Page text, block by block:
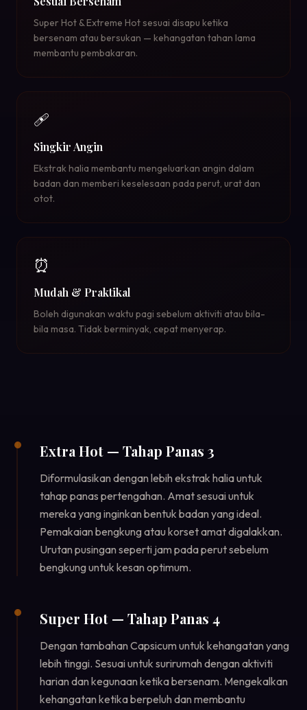
Super Hot & Extreme Hot sesuai disapu ketika
bersenam atau bersukan — kehangatan tahan lama
membantu pembakaran.
🩹
Singkir Angin
Ekstrak halia membantu mengeluarkan angin dalam
badan dan memberi keselesaan pada perut, urat dan
otot.
⏰
Mudah & Praktikal
Boleh digunakan waktu pagi sebelum aktiviti atau bila-
bila masa. Tidak berminyak, cepat menyerap.
Extra Hot — Tahap Panas 3
Diformulasikan dengan lebih ekstrak halia untuk
tahap panas pertengahan. Amat sesuai untuk
mereka yang inginkan bentuk badan yang ideal.
Pemakaian bengkung atau korset amat digalakkan.
Urutan pusingan seperti jam pada perut sebelum
bengkung untuk kesan optimum.
Super Hot — Tahap Panas 4
Dengan tambahan Capsicum untuk kehangatan yang
lebih tinggi. Sesuai untuk surirumah dengan aktiviti
harian dan kegunaan ketika bersenam. Mengekalkan
kehangatan ketika berpeluh dan membantu